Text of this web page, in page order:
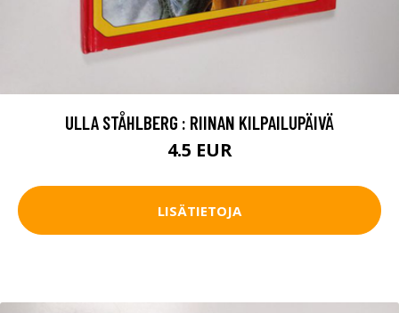
ULLA STÅHLBERG : RIINAN KILPAILUPÄIVÄ
4.5 EUR
LISÄTIETOJA